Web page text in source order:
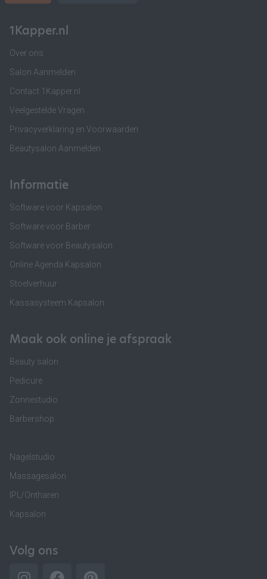
1Kapper.nl
Over ons
Salon Aanmelden
Contact 1Kapper.nl
Veelgestelde Vragen
Privacyverklaring en Voorwaarden
Beautysalon Aanmelden
Informatie
Software voor Kapsalon
Software voor Barber
Software voor Beautysalon
Online Agenda Kapsalon
Stoelverhuur
Kassasysteem Kapsalon
Maak ook online je afspraak
Beauty salon
Pedicure
Zonnestudio
Barbershop
Nagelstudio
Massagesalon
IPL/Ontharen
Kapsalon
Volg ons